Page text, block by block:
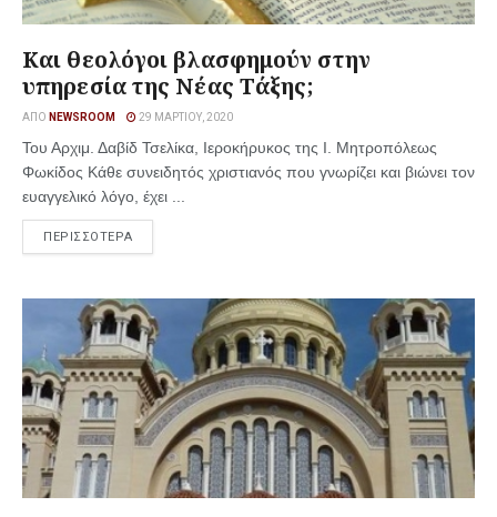
Και θεολόγοι βλασφημούν στην
υπηρεσία της Νέας Τάξης;
ΑΠΌ NEWSROOM 29 ΜΑΡΤΊΟΥ, 2020
Του Αρχιμ. Δαβίδ Τσελίκα, Ιεροκήρυκος της Ι. Μητροπόλεως
Φωκίδος Κάθε συνειδητός χριστιανός που γνωρίζει και βιώνει τον
ευαγγελικό λόγο, έχει ...
ΠΕΡΙΣΣΟΤΕΡΑ